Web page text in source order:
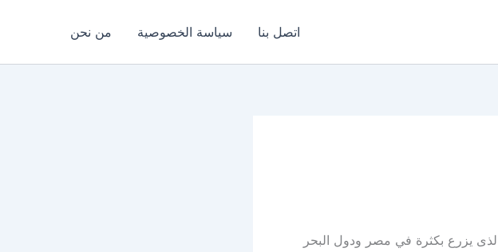
اتصل بنا سياسة الخصوصية من نحن
يزرع بكثرة في مصر ودول البحر